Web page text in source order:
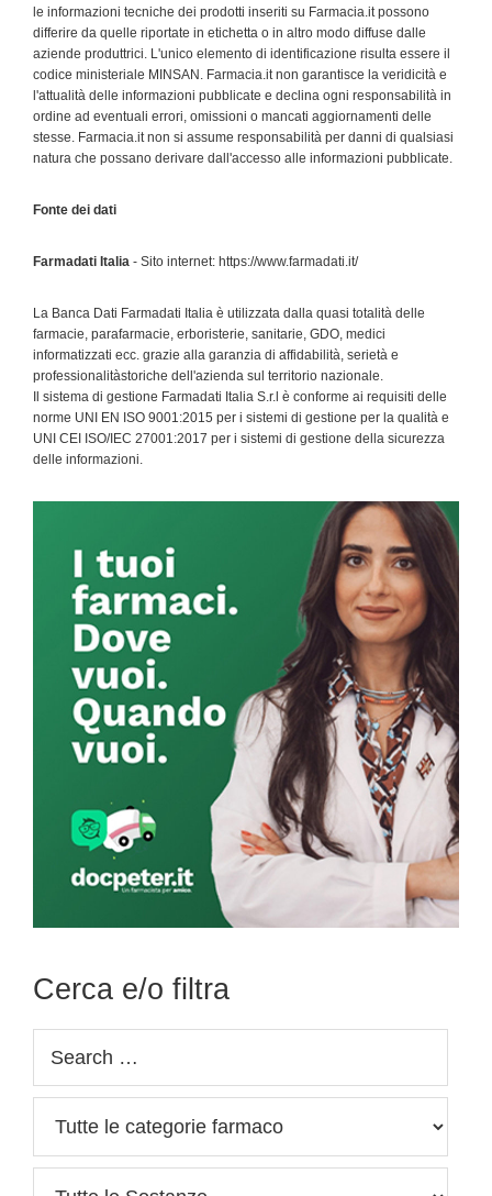
le informazioni tecniche dei prodotti inseriti su Farmacia.it possono
differire da quelle riportate in etichetta o in altro modo diffuse dalle
aziende produttrici. L'unico elemento di identificazione risulta essere il
codice ministeriale MINSAN. Farmacia.it non garantisce la veridicità e
l'attualità delle informazioni pubblicate e declina ogni responsabilità in
ordine ad eventuali errori, omissioni o mancati aggiornamenti delle
stesse. Farmacia.it non si assume responsabilità per danni di qualsiasi
natura che possano derivare dall'accesso alle informazioni pubblicate.
Fonte dei dati
Farmadati Italia - Sito internet: https://www.farmadati.it/
La Banca Dati Farmadati Italia è utilizzata dalla quasi totalità delle
farmacie, parafarmacie, erboristerie, sanitarie, GDO, medici
informatizzati ecc. grazie alla garanzia di affidabilità, serietà e
professionalitàstoriche dell'azienda sul territorio nazionale.
Il sistema di gestione Farmadati Italia S.r.l è conforme ai requisiti delle
norme UNI EN ISO 9001:2015 per i sistemi di gestione per la qualità e
UNI CEI ISO/IEC 27001:2017 per i sistemi di gestione della sicurezza
delle informazioni.
Sidebar
Cerca e/o filtra